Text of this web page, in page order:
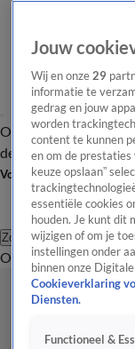
Overzicht
de redactie
Volg Shownieuws
Zoeken
Overzicht
Jouw
Wij en onze 29
informatie te
gedrag en jouw
worden
content te kunnen
en om de
keuze opslaan”
essentiële cookies
houden. Je kunt dit
wijzigen of om je
instellingen onder
binnen onze
Cookieverklaring
Diensten.
Functioneel &